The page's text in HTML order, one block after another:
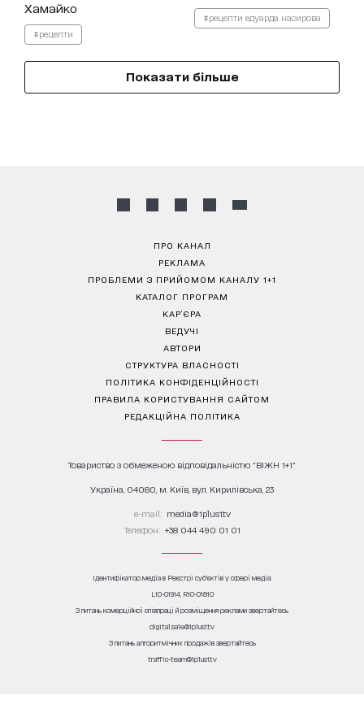
Хамайко
#рецепти
#рецепти едуарда насирова
Показати більше
ПРО КАНАЛ
РЕКЛАМА
ПРОБЛЕМИ З ПРИЙОМОМ КАНАЛУ 1+1
КАТАЛОГ ПРОГРАМ
КАР’ЄРА
ВЕДУЧІ
АВТОРИ
СТРУКТУРА ВЛАСНОСТІ
ПОЛІТИКА КОНФІДЕНЦІЙНОСТІ
ПРАВИЛА КОРИСТУВАННЯ САЙТОМ
РЕДАКЦІЙНА ПОЛІТИКА
Товариство з обмеженою відповідальністю "ВІЖН 1+1"
Україна, 04080, м. Київ, вул. Кирилівська, 23
е-mail: media@1plus1.tv
Телефон: +38 044 490 01 01
Ідентифікатор медіа в Реєстрі суб’єктів у сфері медіа:
L10-01914, R10-01810
З питань комерційної співпраці й розміщення реклами звертайтесь
digital.sale@1plus1.tv
З питань алгоритмічних продажів звертайтесь
traffic-team@1plus1.tv